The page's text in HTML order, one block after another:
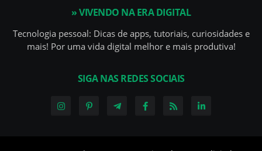
» VIVENDO NA ERA DIGITAL
Tecnologia pessoal: Dicas de apps, tutoriais, curiosidades e
mais! Por uma vida digital melhor e mais produtiva!
SIGA NAS REDES SOCIAIS